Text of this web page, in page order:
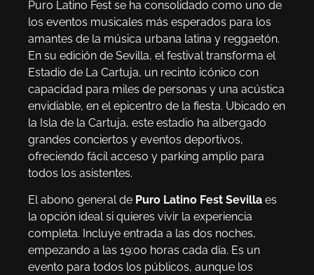
Puro Latino Fest se ha consolidado como uno de
los eventos musicales más esperados para los
amantes de la música urbana latina y reggaetón.
En su edición de Sevilla, el festival transforma el
Estadio de La Cartuja, un recinto icónico con
capacidad para miles de personas y una acústica
envidiable, en el epicentro de la fiesta. Ubicado en
la Isla de la Cartuja, este estadio ha albergado
grandes conciertos y eventos deportivos,
ofreciendo fácil acceso y parking amplio para
todos los asistentes.
El abono general de Puro Latino Fest Sevilla es
la opción ideal si quieres vivir la experiencia
completa. Incluye entrada a las dos noches,
empezando a las 19:00 horas cada día. Es un
evento para todos los públicos, aunque los